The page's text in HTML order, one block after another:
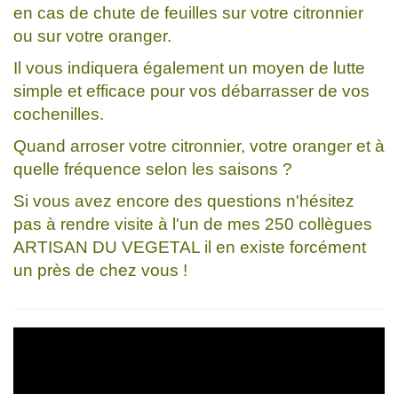
en cas de chute de feuilles sur votre citronnier
ou sur votre oranger.
Il vous indiquera également un moyen de lutte
simple et efficace pour vos débarrasser de vos
cochenilles.
Quand arroser votre citronnier, votre oranger et à
quelle fréquence selon les saisons ?
Si vous avez encore des questions n'hésitez
pas à rendre visite à l'un de mes 250 collègues
ARTISAN DU VEGETAL il en existe forcément
un près de chez vous !